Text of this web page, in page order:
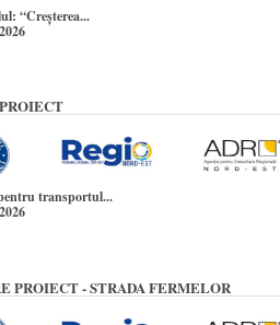
“Creșterea...
transportul...
PROIECT - STRADA FERMELOR